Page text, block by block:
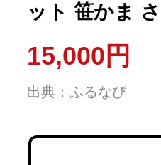
ット 笹かま
まぼこ 蒲鉾
り物 すり身 お
暮 【株式会社
ta642
15,000円
出典：ふるなび